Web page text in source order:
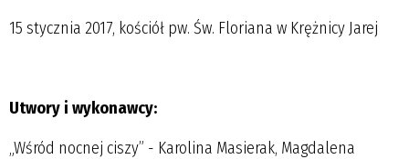
15 stycznia 2017, kościół pw. Św. Floriana w Krężnicy Jarej
Utwory i wykonawcy:
„Wśród nocnej ciszy” - Karolina Masierak, Magdalena